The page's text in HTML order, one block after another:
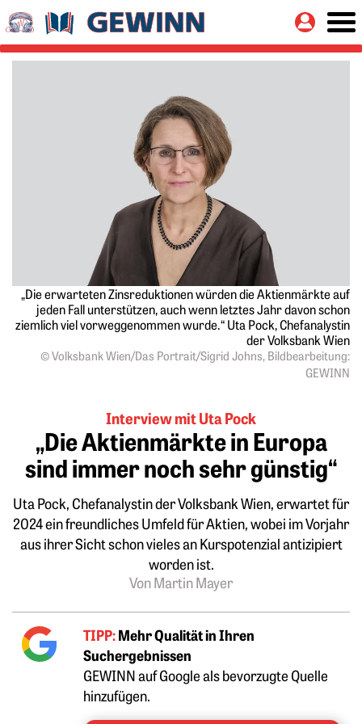
Springe zu:
Hauptinhalt
„Die erwarteten Zinsreduktionen würden die Aktienmärkte auf
jeden Fall unterstützen, auch wenn letztes Jahr davon schon
ziemlich viel vorweggenommen wurde.“ Uta Pock, Chefanalystin
der Volksbank Wien
© Volksbank Wien/Das Portrait/Sigrid Johns, Bildbearbeitung:
GEWINN
Interview mit Uta Pock
„Die Aktienmärkte in Europa
sind immer noch sehr günstig“
Uta Pock, Chefanalystin der Volksbank Wien, erwartet für
2024 ein freundliches Umfeld für Aktien, wobei im ­Vorjahr
aus ihrer Sicht schon vieles an ­Kurspotenzial antizipiert
worden ist.
Von Martin Mayer
TIPP:Mehr Qualität in Ihren
Suchergebnissen
GEWINN auf Google als bevorzugte Quelle
hinzufügen.